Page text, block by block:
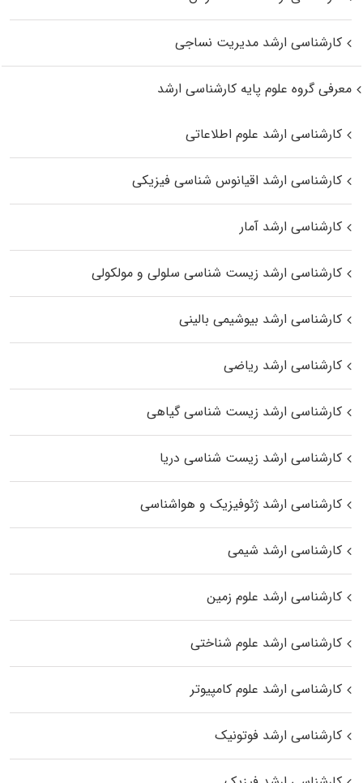
کارشناسی ارشد مدیریت نساجی
معرفی گروه علوم پایه کارشناسی ارشد
کارشناسی ارشد علوم اطلاعاتی
کارشناسی ارشد اقیانوس‌ شناسی فیزیکی
کارشناسی ارشد آمار
کارشناسی ارشد زیست شناسی سلولی و مولکولی
کارشناسی ارشد بیوشیمی بالینی
کارشناسی ارشد ریاضی
کارشناسی ارشد زیست‌ شناسی گیاهی
کارشناسی ارشد زیست‌ شناسی دریا
کارشناسی ارشد ژئوفیزیک و هواشناسی
کارشناسی ارشد شیمی
کارشناسی ارشد علوم زمین
کارشناسی ارشد علوم شناختی
کارشناسی ارشد علوم کامپیوتر
کارشناسی ارشد فوتونیک